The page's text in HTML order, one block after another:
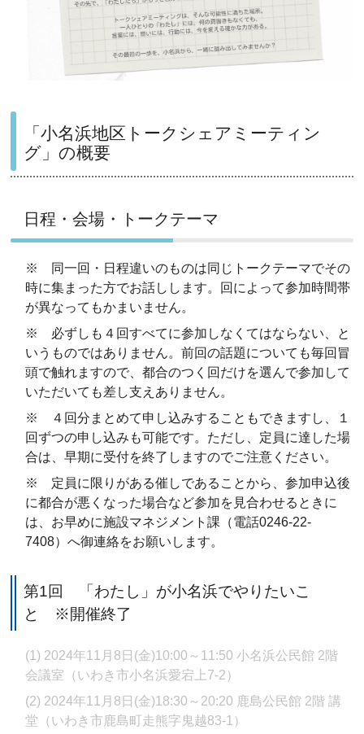
「小名浜地区トークシェアミーティン
グ」の概要
日程・会場・トークテーマ
※ 同一回・日程違いのものは同じトークテーマでその
時に集まった方でお話しします。回によって参加時間帯
が異なってもかまいません。
※ 必ずしも４回すべてに参加しなくてはならない、と
いうものではありません。前回の話題についても毎回冒
頭で触れますので、都合のつく回だけを選んで参加して
いただいても差し支えありません。
※ ４回分まとめて申し込みすることもできますし、１
回ずつの申し込みも可能です。ただし、定員に達した場
合は、早期に受付を終了しますのでご注意ください。
※ 定員に限りがある催しであることから、参加申込後
に都合が悪くなった場合など参加を見合わせるときに
は、お早めに施設マネジメント課（電話0246-22-
7408）へ御連絡をお願いします。
第1回 「わたし」が小名浜でやりたいこ
と ※開催終了
(1) 2024年11月8日(金)10:00～11:50 小名浜公民館 2階
会議室（いわき市小名浜愛宕上7-2）
(2) 2024年11月8日(金)18:30～20:20 鹿島公民館 2階 講
堂（いわき市鹿島町走熊字鬼越83-1）